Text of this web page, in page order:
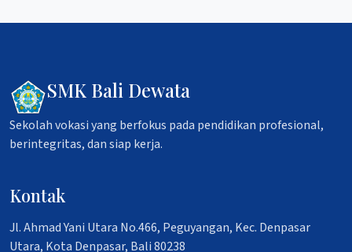
SMK Bali Dewata
Sekolah vokasi yang berfokus pada pendidikan profesional,
berintegritas, dan siap kerja.
Kontak
Jl. Ahmad Yani Utara No.466, Peguyangan, Kec. Denpasar
Utara, Kota Denpasar, Bali 80238